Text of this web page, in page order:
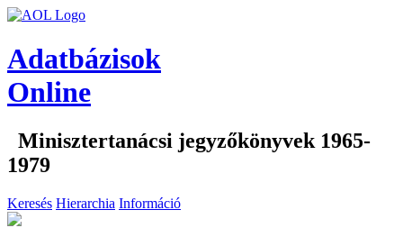
Adatbázisok
Online
Minisztertanácsi jegyzőkönyvek 1965-
1979
Keresés Hierarchia Információ